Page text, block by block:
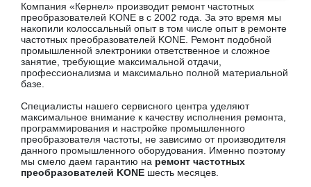
Компания «Кернел» производит ремонт частотных
преобразователей KONE в с 2002 года. За это время мы
накопили колоссальный опыт в том числе опыт в ремонте
частотных преобразователей KONE. Ремонт подобной
промышленной электроники ответственное и сложное
занятие, требующие максимальной отдачи,
профессионализма и максимально полной материальной
базе.
Специалисты нашего сервисного центра уделяют
максимальное внимание к качеству исполнения ремонта,
программирования и настройке промышленного
преобразователя частоты, не зависимо от производителя
данного промышленного оборудования. Именно поэтому
мы смело даем гарантию на ремонт частотных
преобразователей KONE шесть месяцев.